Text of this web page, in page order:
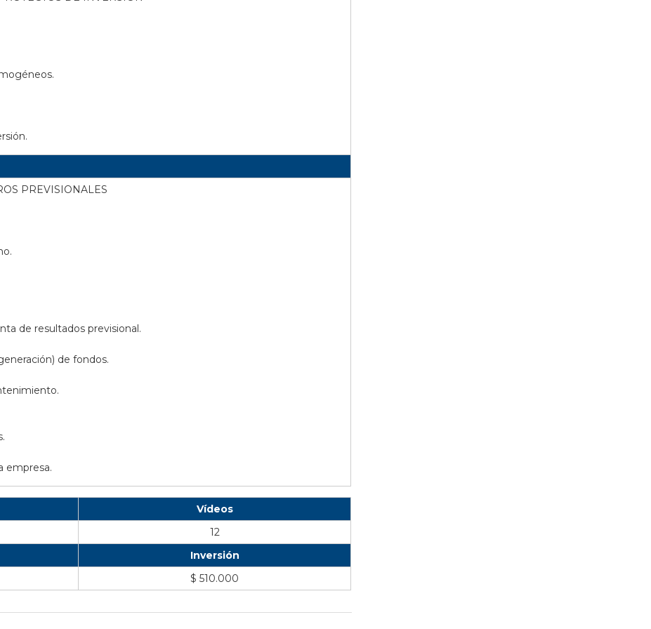
PREVISIONALES
de resultados previsional.
de fondos.
empresa.
Vídeos
12
Inversión
$ 510.000